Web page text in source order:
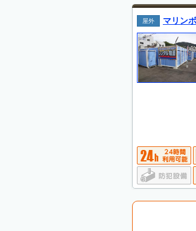
屋外 マリン